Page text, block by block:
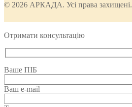
© 2026 АРКАДА. Усі права захищені.
Отримати консультацію
Ваше ПІБ
Ваш e-mail